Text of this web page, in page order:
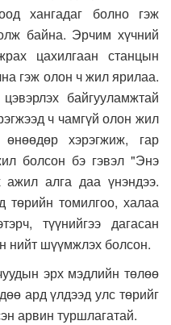
хангадаг болно гэж
байна. Эрчим хүчний
цахилгаан станцын
гэж олон ч жил ярилаа.
байгууламжтай
ч чамгүй олон жил
хэрэгжиж, гар
болсон бэ гэвэл "Энэ
ажил алга даа үнэндээ.
төрийн томилгоо, халаа
түүнийгээ дагасан
нийт шүүмжлэх болсон.
эрх мэдлийн төлөө
ард үлдээд улс төрийг
арвин туршлагатай.